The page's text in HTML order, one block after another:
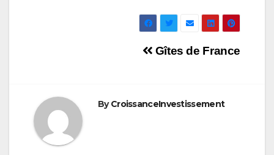
l’article
Gîtes de France
ByCroissanceInvestissement